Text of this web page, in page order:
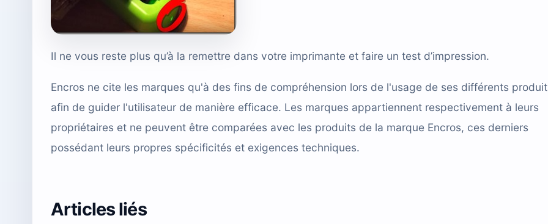
Il ne vous reste plus qu’à la remettre dans votre imprimante et faire un test d’impression.
Encros ne cite les marques qu'à des fins de compréhension lors de l'usage de ses différents
afin de guider l'utilisateur de manière efficace. Les marques appartiennent respectivement à leurs
propriétaires et ne peuvent être comparées avec les produits de la marque Encros, ces derniers
possédant leurs propres spécificités et exigences techniques.
Articles liés